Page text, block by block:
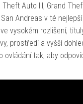
Theft Auto III, Grand
Andreas v té
vysokém rozlišení,
prostředí a vyšší
ovládání tak, aby